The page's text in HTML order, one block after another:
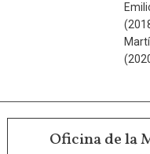
Oficina de la